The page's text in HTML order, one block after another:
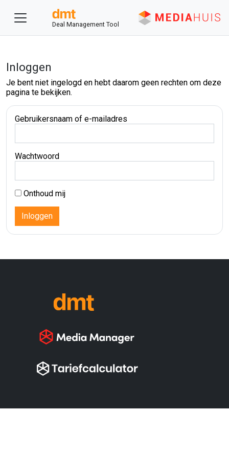
Deal Management Tool
Inloggen
Je bent niet ingelogd en hebt daarom geen rechten om deze
pagina te bekijken.
Gebruikersnaam of e-mailadres
Wachtwoord
Onthoud mij